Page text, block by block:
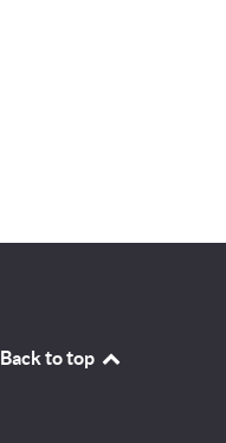
Back to top